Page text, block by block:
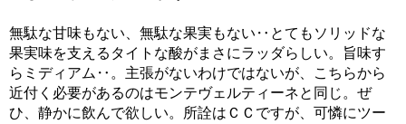
無駄な甘味もない、無駄な果実もない‥とてもソリッドな
果実味を支えるタイトな酸がまさにラッダらしい。旨味す
らミディアム‥。主張がないわけではないが、こちらから
近付く必要があるのはモンテヴェルティーネと同じ。ぜ
ひ、静かに飲んで欲しい。所詮はＣＣですが、可憐にツー